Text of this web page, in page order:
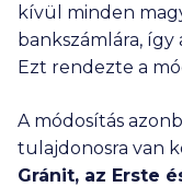
kívül minden
bankszámlára,
Ezt rendezte a
A módosítás
tulajdonosra van
Gránit, az Erste